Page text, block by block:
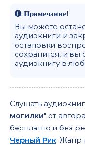
Примечание!
Вы можете
аудиокниги и
остановки
сохранится, и вы
аудиокнигу в
Слушать
могилки" от автора
бесплатно и без
Черный Рик. Жанр